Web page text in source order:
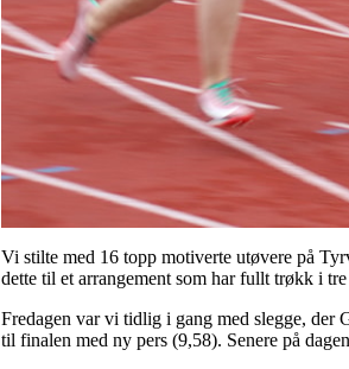
Vi stilte med 16 topp motiverte utøvere på
dette til et arrangement som har fullt trøkk i
Fredagen var vi tidlig i gang med slegge, der
til finalen med ny pers (9,58). Senere på